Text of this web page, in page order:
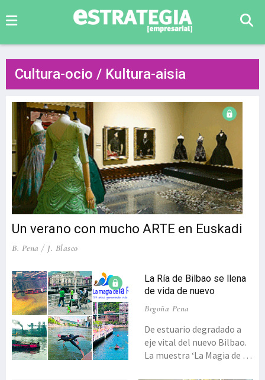
Cultura-ocio / Kultura-aisia
Un verano con mucho ARTE en Euskadi
B. Pena / J. Blasco
La Ría de Bilbao se llena
de vida de nuevo
Begoña Pena
De estuario degradado a
eje vital del nuevo Bilbao.
La muestra ‘La Magia de la